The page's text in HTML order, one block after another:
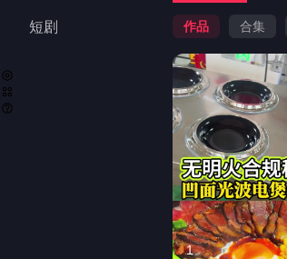
短剧 作品 合集
1